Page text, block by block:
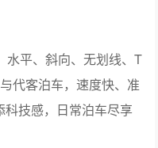
水平、斜向、无划线、T
代客泊车，速度快、准
技感，日常泊车尽享